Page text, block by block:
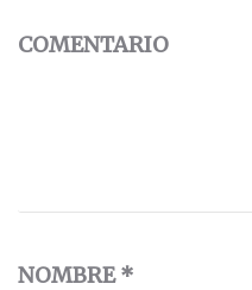
COMENTARIO
NOMBRE*